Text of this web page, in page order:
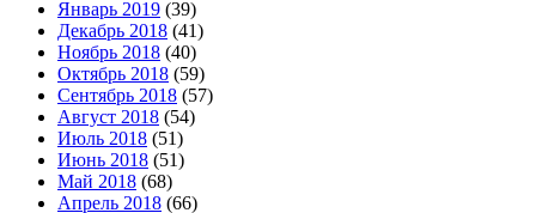
Январь 2019 (39)
Декабрь 2018 (41)
Ноябрь 2018 (40)
Октябрь 2018 (59)
Сентябрь 2018 (57)
Август 2018 (54)
Июль 2018 (51)
Июнь 2018 (51)
Май 2018 (68)
Апрель 2018 (66)